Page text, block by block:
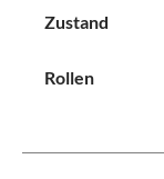
Zustand
Rollen